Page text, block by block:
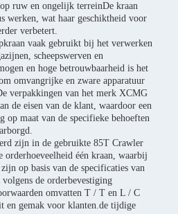
ruw en ongelijk terreinDe kraan
werken, wat haar geschiktheid voor
verbetert.
vaak gebruikt bij het verwerken
scheepswerven en
en hoge betrouwbaarheid is het
omvangrijke en zware apparatuur
verpakkingen van het merk XCMG
de eisen van de klant, waardoor een
op maat van de specifieke behoeften
zijn in de gebruikte 85T Crawler
orderhoeveelheid één kraan, waarbij
op basis van de specificaties van
de orderbevestiging
omvatten T / T en L / C
en gemak voor klanten.de tijdige